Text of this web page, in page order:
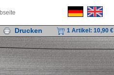
Drucken 1 Artikel: 10,90 €